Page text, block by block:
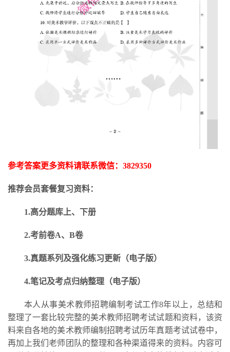
参考答案更多资料请联系微信： 3829350
推荐会员套餐复习资料：
1.高分题库上、下册
2.考前卷A、B卷
3.真题系列及强化练习更新 （电子版）
4.笔记及考点归纳整理（电子版）
本人从事美术教师招聘编制考试工作8年以上，总结和
整理了一套比较完整的美术教师招聘考试试题和资料，该资
料来自各地的美术教师编制招聘考试历年真题考试试卷中，
再加上我们老师团队的整理和各种渠道得来的资料。内容可